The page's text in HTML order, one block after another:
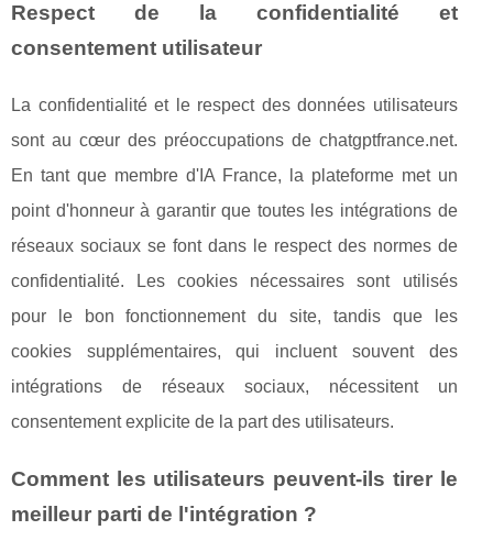
Respect de la confidentialité et
consentement utilisateur
La confidentialité et le respect des données utilisateurs
sont au cœur des préoccupations de chatgptfrance.net.
En tant que membre d'IA France, la plateforme met un
point d'honneur à garantir que toutes les intégrations de
réseaux sociaux se font dans le respect des normes de
confidentialité. Les cookies nécessaires sont utilisés
pour le bon fonctionnement du site, tandis que les
cookies supplémentaires, qui incluent souvent des
intégrations de réseaux sociaux, nécessitent un
consentement explicite de la part des utilisateurs.
Comment les utilisateurs peuvent-ils tirer le
meilleur parti de l'intégration ?